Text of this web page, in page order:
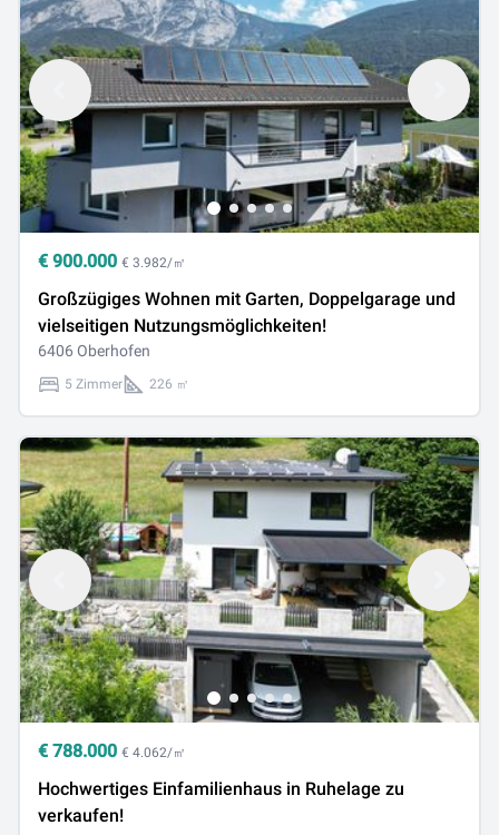
€ 900.000 € 3.982/㎡
Großzügiges Wohnen mit Garten, Doppelgarage und
vielseitigen Nutzungsmöglichkeiten!
6406 Oberhofen
5 Zimmer 226 ㎡
€ 788.000 € 4.062/㎡
Hochwertiges Einfamilienhaus in Ruhelage zu
verkaufen!